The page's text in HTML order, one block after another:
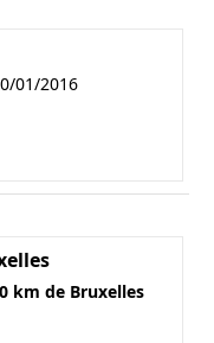
01/2016
km de Bruxelles